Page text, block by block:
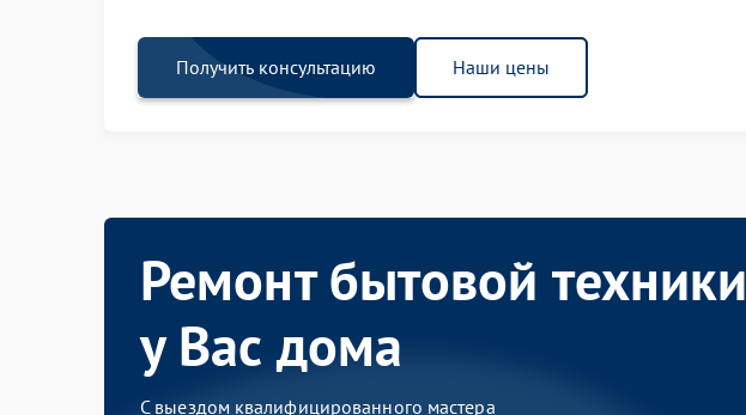
Получить консультацию Наши цены
Ремонт бытовой техники
у Вас дома
С выездом квалифицированного мастера